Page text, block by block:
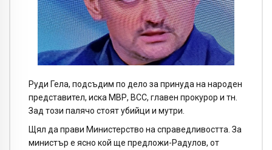
Руди Гела, подсъдим по дело за принуда на народен
представител, иска МВР, ВСС, главен прокурор и тн.
Зад този палячо стоят убийци и мутри.
Щял да прави Министерство на справедливостта. За
министър е ясно кой ще предложи-Радулов, от